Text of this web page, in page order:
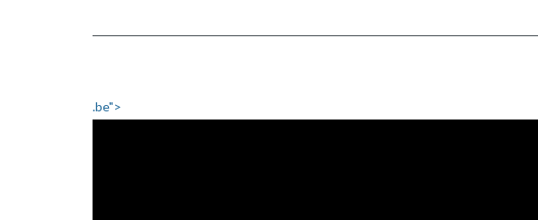
.be">